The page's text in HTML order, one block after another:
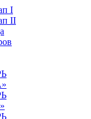
I
II